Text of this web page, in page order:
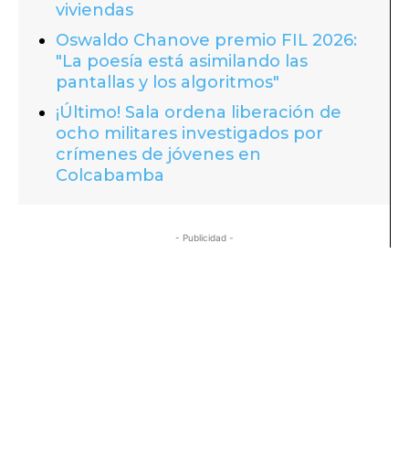
viviendas
Oswaldo Chanove premio FIL 2026:
"La poesía está asimilando las
pantallas y los algoritmos"
¡Último! Sala ordena liberación de
ocho militares investigados por
crímenes de jóvenes en
Colcabamba
- Publicidad -